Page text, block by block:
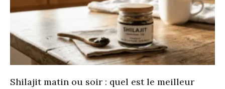
Shilajit matin ou soir : quel est le meilleur